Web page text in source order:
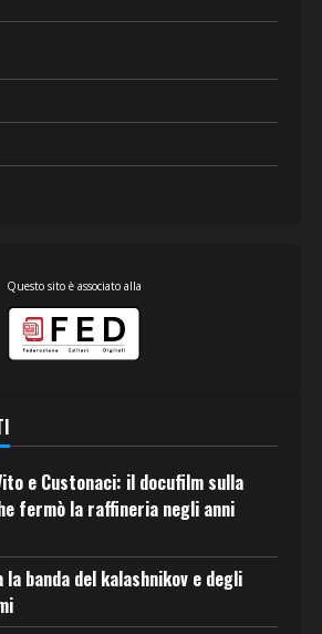
Questo sito è associato alla
e Custonaci: il docufilm sulla
fermò la raffineria negli anni
banda del kalashnikov e degli